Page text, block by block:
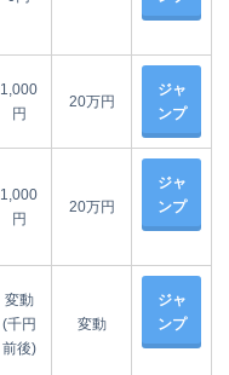
1,000
円
20万円
ジャ
ンプ
1,000
円
20万円
ジャ
ンプ
変動
(千円
前後)
変動
ジャ
ンプ